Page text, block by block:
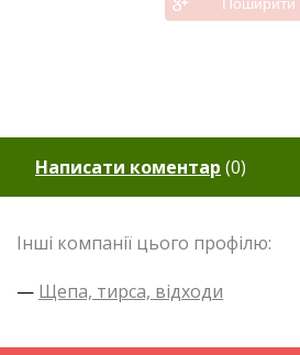
Написати коментар (0)
Інші компанії цього профілю:
— Щепа, тирса, відходи